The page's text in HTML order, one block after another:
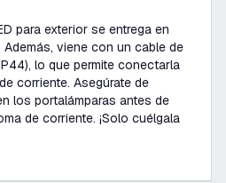
para exterior se entrega en
viene con un cable de
lo que permite conectarla
corriente. Asegúrate de
los portalámparas antes de
de corriente. ¡Solo cuélgala